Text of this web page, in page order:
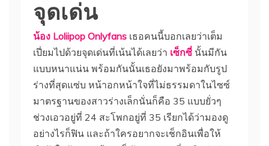
จุดเด่น
น้อง Loliipop Onlyfans เธอคนนี้บอกเลยว่าเต็ม
เปี่ยมไปด้วยจุดเด่นที่เน้นได้เลยว่า เซ็กซี่ นั้นมีกัน
แบบหนาแน่น พร้อมกันนั้นเธอยังมาพร้อมกับรูป
ร่างที่สุดแซ่บ หน้าอกหน้าใจที่ไม่ธรรมดาในไซซ์
มาตรฐานของสาวร่างเล็กนั่นก็คือ 35 แบบยั่วๆ
ช่วงเอวอยู่ที่ 24 สะโพกอยู่ที่ 35 เรียกได้ว่ามองดู
อย่างไรก็ฟิน และถ้าใครอยากจะเช็กอินเพื่อให้